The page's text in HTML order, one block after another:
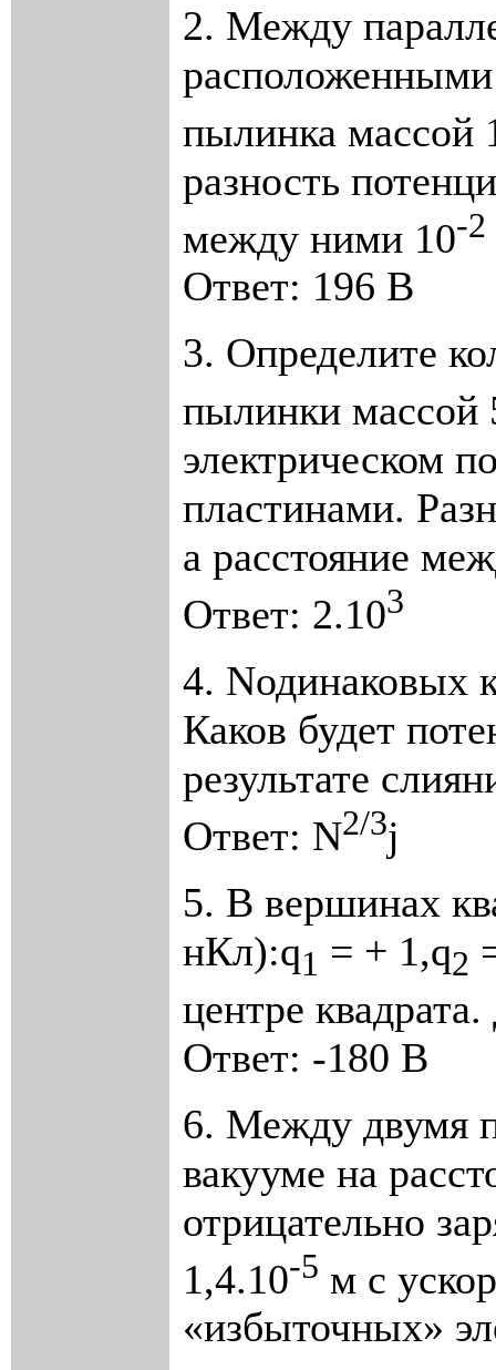
2. Между
расположенными
пылинка массой
разность
между ними 10-2
Ответ: 196 В
3. Определите
пылинки массой
электрическом
пластинами.
а расстояние
Ответ: 2.103
4. Nодинаковых
Каков будет
результате
Ответ: N2/3j
5. В вершинах
нКл):q1 = + 1,q2
центре
Ответ: -180 В
6. Между двумя
вакууме на
отрицательно
1,4.10-5 м с
«избыточных»